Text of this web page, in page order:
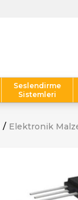
Seslendirme
Sistemleri
Elektronik